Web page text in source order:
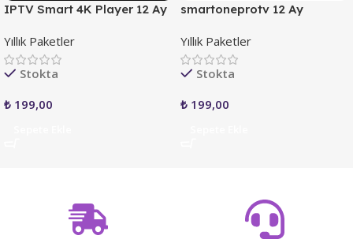
IPTV Smart 4K Player 12 Ay
Yıllık Paketler
Stokta
₺ 199,00
smartoneprotv 12 Ay
Yıllık Paketler
Stokta
₺ 199,00